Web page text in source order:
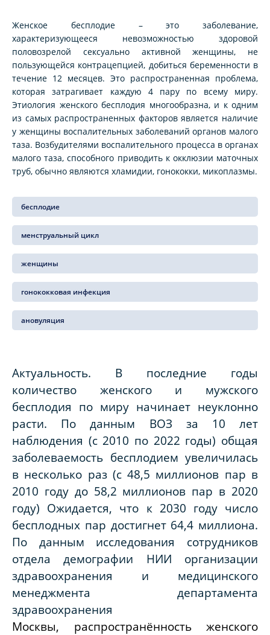
Женское бесплодие – это заболевание,
характеризующееся невозможностью здоровой
половозрелой сексуально активной женщины, не
пользующейся контрацепцией, добиться беременности в
течение 12 месяцев. Это распространенная проблема,
которая затрагивает каждую 4 пару по всему миру.
Этиология женского бесплодия многообразна, и к одним
из самых распространенных факторов является наличие
у женщины воспалительных заболеваний органов малого
таза. Возбудителями воспалительного процесса в органах
малого таза, способного приводить к окклюзии маточных
труб, обычно являются хламидии, гонококки, микоплазмы.
бесплодие
менструальный цикл
женщины
гонококковая инфекция
ановуляция
Актуальность. В последние годы
количество женского и мужского
бесплодия по миру начинает неуклонно
расти. По данным ВОЗ за 10 лет
наблюдения (с 2010 по 2022 годы) общая
заболеваемость бесплодием увеличилась
в несколько раз (с 48,5 миллионов пар в
2010 году до 58,2 миллионов пар в 2020
году) Ожидается, что к 2030 году число
бесплодных пар достигнет 64,4 миллиона.
По данным исследования сотрудников
отдела демографии НИИ организации
здравоохранения и медицинского
менеджмента департамента
здравоохранения
Москвы, распространённость женского